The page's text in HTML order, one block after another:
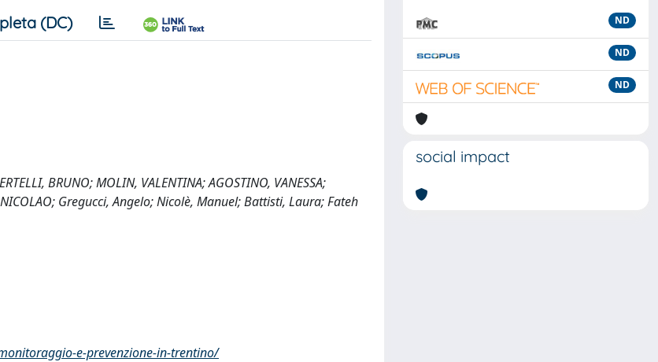
(DC)
BRUNO; MOLIN, VALENTINA; AGOSTINO, VANESSA;
Gregucci, Angelo; Nicolè, Manuel; Battisti, Laura; Fateh
e-prevenzione-in-trentino/
ND
ND
ND
social impact